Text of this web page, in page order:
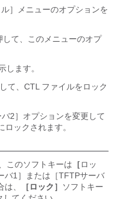
］メニューのオプションを
して、このメニューのオプ
します。
て、CTL ファイルをロック
2］オプションを変更して
ックされます。
このソフトキーは ［ロッ
バ1］または［TFTPサーバ
、
［ロック］
ソフトキー